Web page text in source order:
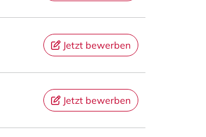
Jetzt bewerben
Jetzt bewerben